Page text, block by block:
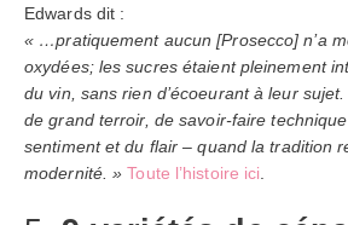
Edwards dit :
« …pratiquement aucun [Prosecco] n’a
oxydées; les sucres étaient pleinement
du vin, sans rien d’écoeurant à leur
de grand terroir, de savoir-faire
sentiment et du flair – quand la tradition
modernité. » Toute l’histoire ici